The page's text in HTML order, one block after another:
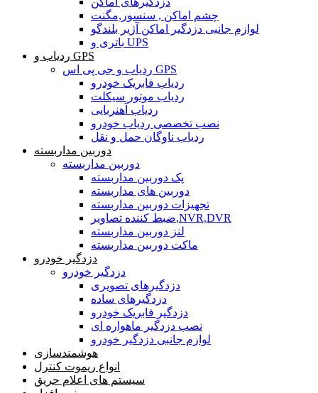
چشم اماکن , سنسور,مگنت
لوازم جانبی دزدگیر اماکن آژیر بلندگو
باتری و UPS
ردیاب و GPS
ردیاب و جی پی اس GPS
ردیاب فابریک خودرو
ردیاب موتور سیکلت
ردیاب آهنربایی
نصب تخصصی ردیاب خودرو
ردیاب ناوگان حمل و نقل
دوربین مداربسته
دوربین مداربسته
پک دوربین مداربسته
دوربین های مداربسته
تجهیزات دوربین مداربسته
ضبط کننده تصاویر,NVR,DVR
لنز دوربین مداربسته
ماکت دوربین مداربسته
دزدگیر خودرو
دزدگیر خودرو
دزدگیرهای تصویری
دزدگیرهای ساده
دزدگیر فابریک خودرو
نصب دزدگیر ماهواره ای
لوازم جانبی دزدگیر خودرو
هوشمندسازی
انواع ریموت کنترل
سیستم های اعلام حریق